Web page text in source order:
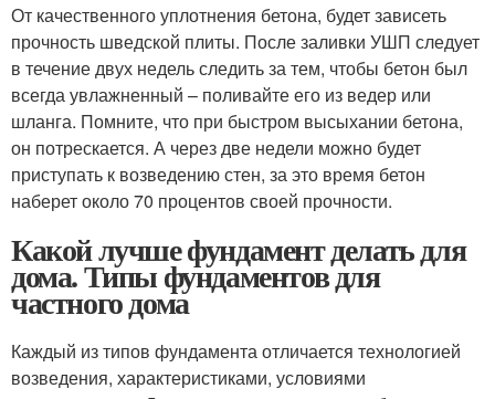
От качественного уплотнения бетона, будет зависеть
прочность шведской плиты. После заливки УШП следует
в течение двух недель следить за тем, чтобы бетон был
всегда увлажненный – поливайте его из ведер или
шланга. Помните, что при быстром высыхании бетона,
он потрескается. А через две недели можно будет
приступать к возведению стен, за это время бетон
наберет около 70 процентов своей прочности.
Какой лучше фундамент делать для
дома. Типы фундаментов для
частного дома
Каждый из типов фундамента отличается технологией
возведения, характеристиками, условиями